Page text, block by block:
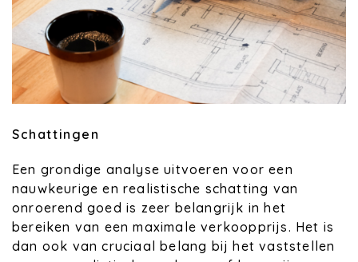
Schattingen
Een grondige analyse uitvoeren voor een
nauwkeurige en realistische schatting van
onroerend goed is zeer belangrijk in het
bereiken van een maximale verkoopprijs. Het is
dan ook van cruciaal belang bij het vaststellen